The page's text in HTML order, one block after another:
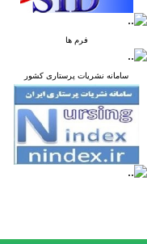
فرم ها
سامانه نشریات پرستاری کشور